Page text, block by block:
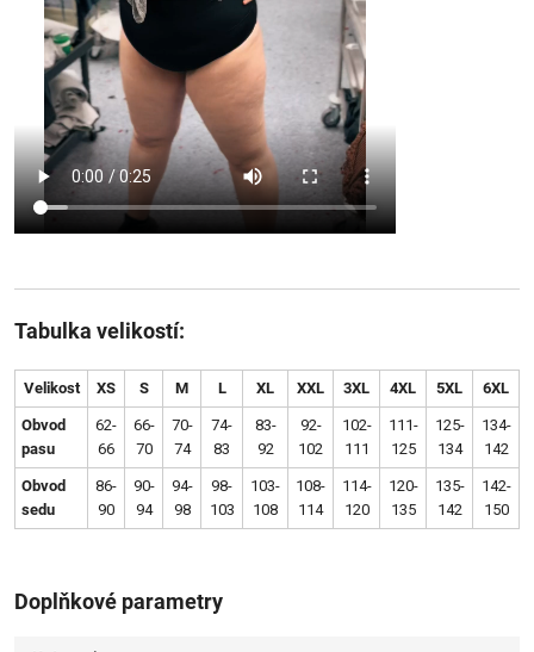
Tabulka velikostí:
Velikost XS S M L XL XXL 3XL 4XL 5XL 6XL
Obvod
pasu
62-
66
66-
70
70-
74
74-
83
83-
92
92-
102
102-
111
111-
125
125-
134
134-
142
Obvod
sedu
86-
90
90-
94
94-
98
98-
103
103-
108
108-
114
114-
120
120-
135
135-
142
142-
150
Doplňkové parametry